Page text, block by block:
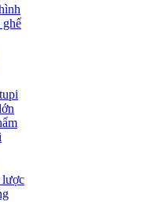
ghế
lược